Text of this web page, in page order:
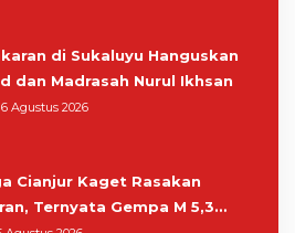
di Sukaluyu Hanguskan
dan Madrasah Nurul Ikhsan
Agustus 2026
Cianjur Kaget Rasakan
Ternyata Gempa M 5,3